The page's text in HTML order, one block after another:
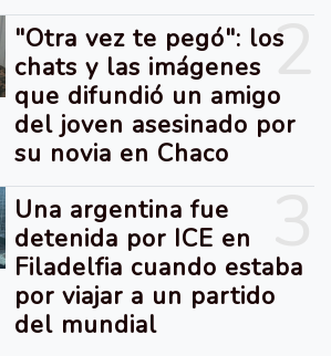
2
"Otra vez te pegó": los
chats y las imágenes
que difundió un amigo
del joven asesinado por
su novia en Chaco
Una argentina fue
detenida por ICE en
Filadelfia cuando estaba
por viajar a un partido
del mundial